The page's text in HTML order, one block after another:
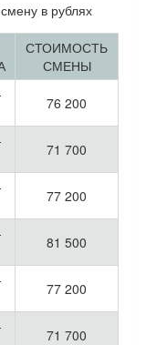
в рублях
СТОИМОСТЬ
СМЕНЫ
76 200
71 700
77 200
81 500
77 200
71 700